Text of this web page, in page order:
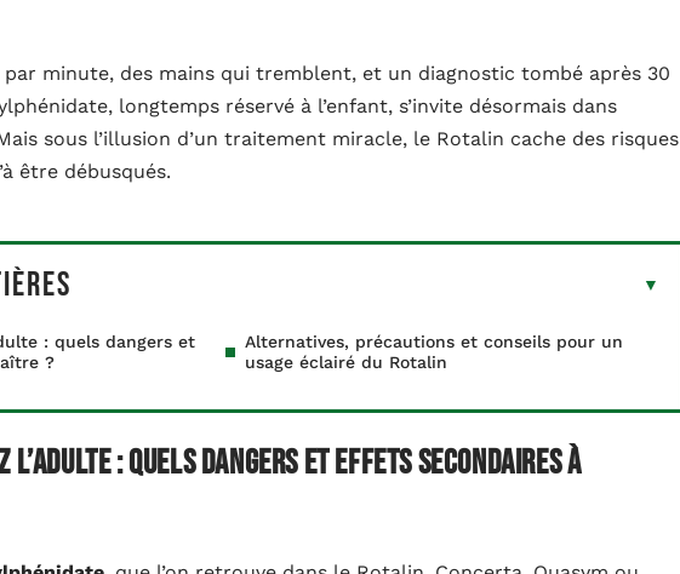
minute, des mains qui tremblent, et un diagnostic tombé après 30
longtemps réservé à l’enfant, s’invite désormais dans
sous l’illusion d’un traitement miracle, le Rotalin cache des risques
être débusqués.
: quels dangers et
?
Alternatives, précautions et conseils pour un
usage éclairé du Rotalin
l’adulte : quels dangers et effets secondaires à